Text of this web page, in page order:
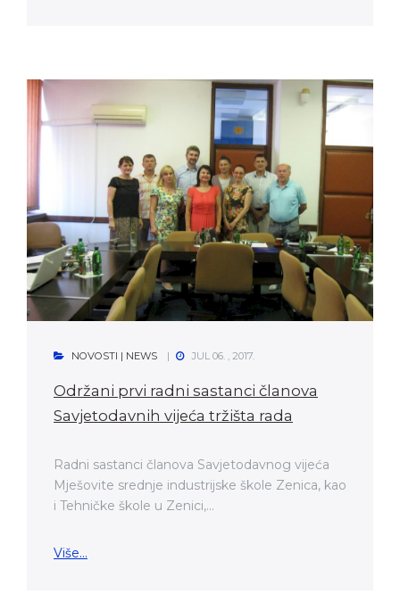
NOVOSTI | NEWS JUL 06. , 2017.
Održani prvi radni sastanci članova
Savjetodavnih vijeća tržišta rada
Radni sastanci članova Savjetodavnog vijeća
Mješovite srednje industrijske škole Zenica, kao
i Tehničke škole u Zenici,...
Više...